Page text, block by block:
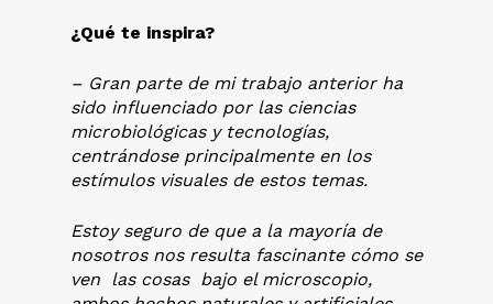
¿Qué te inspira?
– Gran parte de mi trabajo anterior ha
sido influenciado por las ciencias
microbiológicas y tecnologías,
centrándose principalmente en los
estímulos visuales de estos temas.
Estoy seguro de que a la mayoría de
nosotros nos resulta fascinante cómo se
ven las cosas bajo el microscopio,